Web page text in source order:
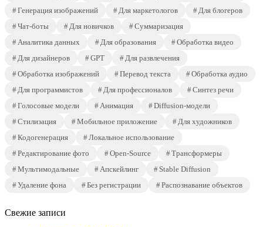
Генерация изображений
Для маркетологов
Для блогеров
Чат-боты
Для новичков
Суммаризация
Аналитика данных
Для образования
Обработка видео
Для дизайнеров
GPT
Для развлечения
Обработка изображений
Перевод текста
Обработка аудио
Для программистов
Для профессионалов
Синтез речи
Голосовые модели
Анимация
Diffusion-модели
Стилизация
Мобильное приложение
Для художников
Кодогенерация
Локальное использование
Редактирование фото
Open-Source
Трансформеры
Мультимодальные
Апскейлинг
Stable Diffusion
Удаление фона
Без регистрации Распознавание объектов
Свежие записи